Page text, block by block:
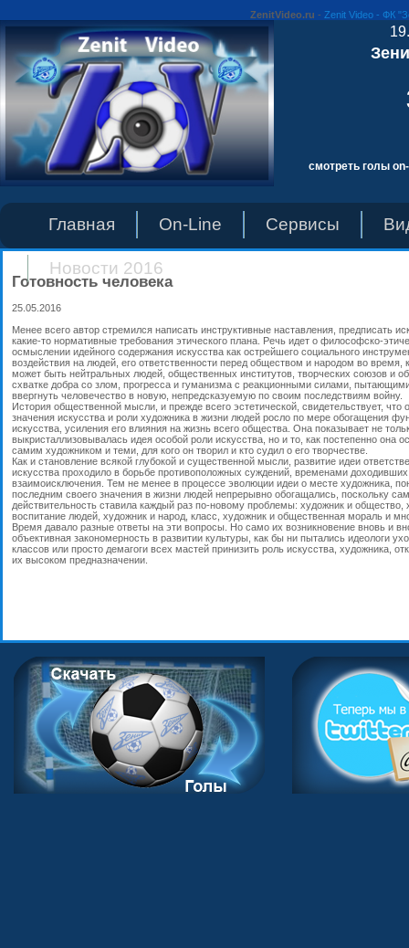
ZenitVideo.ru - Zenit Video - ФК
смотреть голы
Главная On-Line Сервисы
Новости 2016
Готовность человека
25.05.2016
Менее всего автор стремился написать инструктивные наставления, предписать
какие-то нормативные требования этического плана. Речь идет о философско-
осмыслении идейного содержания искусства как острейшего социального
воздействия на людей, его ответственности перед обществом и народом во время,
может быть нейтральных людей, общественных институтов, творческих союзов и
схватке добра со злом, прогресса и гуманизма с реакционными силами,
ввергнуть человечество в новую, непредсказуемую по своим последствиям войну.
История общественной мысли, и прежде всего эстетической, свидетельствует, что
значения искусства и роли художника в жизни людей росло по мере обогащения
искусства, усиления его влияния на жизнь всего общества. Она показывает не
выкристаллизовывалась идея особой роли искусства, но и то, как постепенно она
самим художником и теми, для кого он творил и кто судил о его творчестве.
Как и становление всякой глубокой и существенной мысли, развитие идеи
искусства проходило в борьбе противоположных суждений, временами
взаимоисключения. Тем не менее в процессе эволюции идеи о месте художника,
последним своего значения в жизни людей непрерывно обогащались, поскольку
действительность ставила каждый раз по-новому проблемы: художник и общество,
воспитание людей, художник и народ, класс, художник и общественная мораль и
Время давало разные ответы на эти вопросы. Но само их возникновение вновь и
объективная закономерность в развитии культуры, как бы ни пытались идеологи
классов или просто демагоги всех мастей принизить роль искусства, художника,
их высоком предназначении.